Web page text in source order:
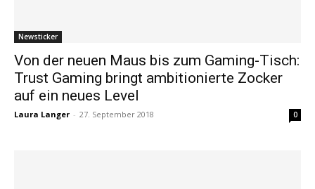
Newsticker
Von der neuen Maus bis zum Gaming-Tisch:
Trust Gaming bringt ambitionierte Zocker
auf ein neues Level
Laura Langer - 27. September 2018 0